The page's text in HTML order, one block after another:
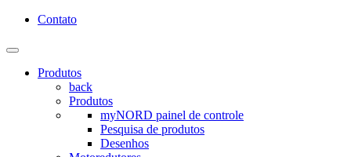
Contato
Produtos
back
Produtos
myNORD painel de controle
Pesquisa de produtos
Desenhos